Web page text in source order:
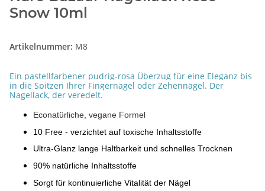
Snow 10ml
Artikelnummer: M8
Ein pastellfarbener pudrig-rosa Überzug für eine Eleganz bis
in die Spitzen Ihrer Fingernägel oder Zehennägel. Der
Nagellack, der veredelt.
Econatürliche, vegane Formel
10 Free - verzichtet auf toxische Inhaltsstoffe
Ultra-Glanz lange Haltbarkeit und schnelles Trocknen
90% natürliche Inhaltsstoffe
Sorgt für kontinuierliche Vitalität der Nägel